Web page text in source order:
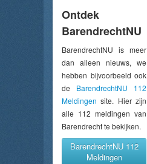
Ontdek
BarendrechtNU
BarendrechtNU is meer
dan alleen nieuws, we
hebben bijvoorbeeld ook
de BarendrechtNU 112
Meldingen site. Hier zijn
alle 112 meldingen van
Barendrecht te bekijken.
BarendrechtNU 112
Meldingen